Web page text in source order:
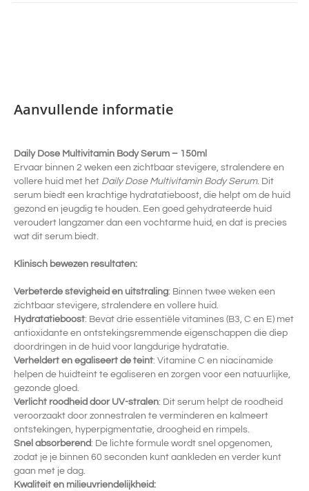
Aanvullende informatie
Daily Dose Multivitamin Body Serum – 150ml
Ervaar binnen 2 weken een zichtbaar stevigere, stralendere en
vollere huid met het Daily Dose Multivitamin Body Serum. Dit
serum biedt een krachtige hydratatieboost, die helpt om de huid
gezond en jeugdig te houden. Een goed gehydrateerde huid
veroudert langzamer dan een vochtarme huid, en dat is precies
wat dit serum biedt.
Klinisch bewezen resultaten:
Verbeterde stevigheid en uitstraling: Binnen twee weken een
zichtbaar stevigere, stralendere en vollere huid.
Hydratatieboost: Bevat drie essentiële vitamines (B3, C en E) met
antioxidante en ontstekingsremmende eigenschappen die diep
doordringen in de huid voor langdurige hydratatie.
Verheldert en egaliseert de teint: Vitamine C en niacinamide
helpen de huidteint te egaliseren en zorgen voor een natuurlijke,
gezonde gloed.
Verlicht roodheid door UV-stralen: Dit serum helpt de roodheid
veroorzaakt door zonnestralen te verminderen en kalmeert
ontstekingen, hyperpigmentatie, droogheid en rimpels.
Snel absorberend: De lichte formule wordt snel opgenomen,
zodat je je binnen 60 seconden kunt aankleden en verder kunt
gaan met je dag.
Kwaliteit en milieuvriendelijkheid: